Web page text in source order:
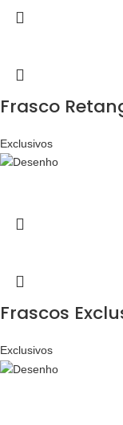
Frasco
Exclusivos
Frascos
Exclusivos